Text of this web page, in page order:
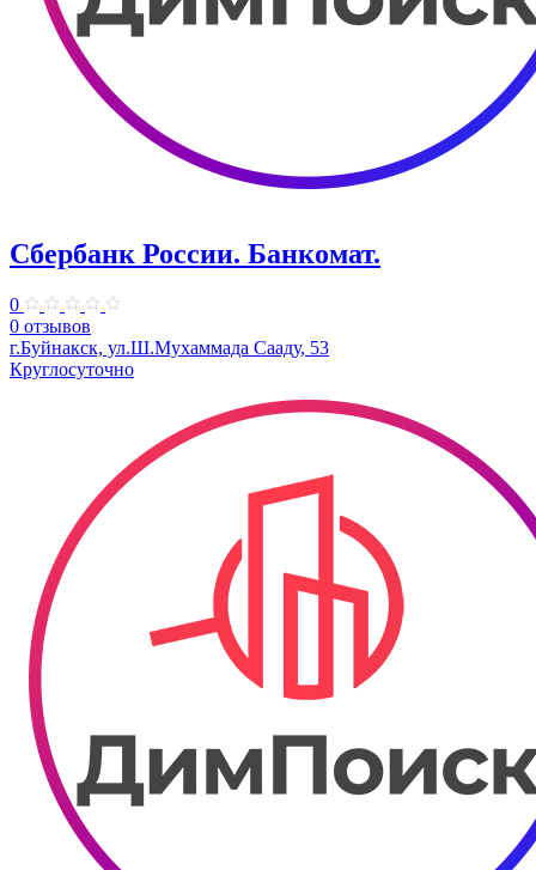
Сбербанк России. Банкомат.
0
0 отзывов
г.Буйнакск, ул.Ш.Мухаммада Сааду, 53
Круглосуточно